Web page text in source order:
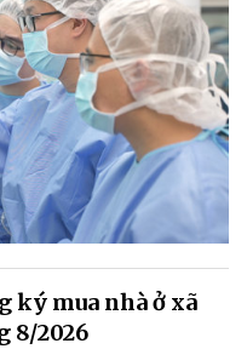
ký mua nhà ở xã
8/2026